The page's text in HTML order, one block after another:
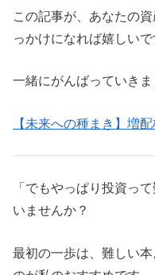
この記事が、あなたの
っかけになれば嬉しいで
一緒にがんばっていきま
【未来への種まき】増
「でもやっぱり投資っ
いませんか？
最初の一歩は、難しい